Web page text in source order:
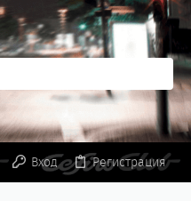
Вход Регистрация